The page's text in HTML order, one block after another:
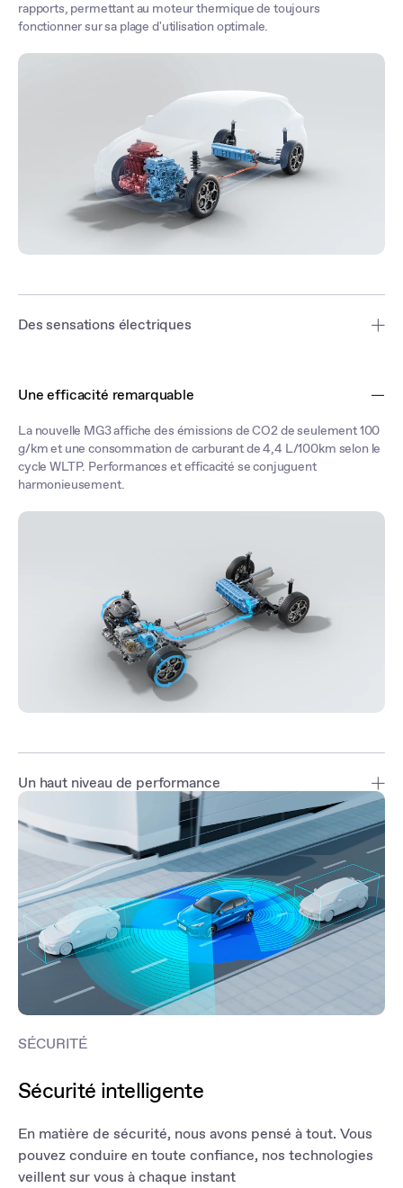
rapports, permettant au moteur thermique de toujours
fonctionner sur sa plage d'utilisation optimale.
Des sensations électriques
électrique.
une conduite fluide et réactive.
*Les vitesses indiquées sont à titre indicatif. Les différents scénarios de
conduite peuvent s'activer plus ou moins tôt selon la charge de la batterie, le
Une efficacité remarquable
La nouvelle MG3 affiche des émissions de CO2 de seulement 100
g/km et une consommation de carburant de 4,4 L/100km selon le
cycle WLTP. Performances et efficacité se conjuguent
harmonieusement.
Un haut niveau de performance
Avec une puissance combinée de 195 ch, la MG3 offre des
accélérations et des reprises toniques. Passez de 0 à 100km/h en
8 secondes ou encore de 80 à 120 km/h en seulement 5 secondes
SÉCURITÉ
Sécurité intelligente
En matière de sécurité, nous avons pensé à tout. Vous
pouvez conduire en toute confiance, nos technologies
veillent sur vous à chaque instant